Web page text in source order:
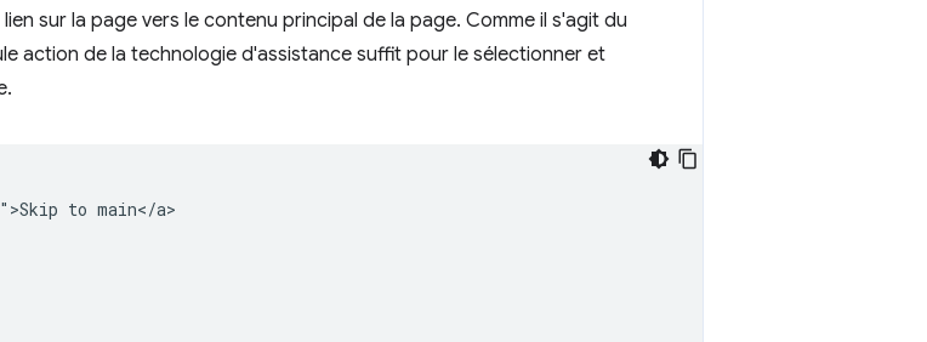
sur la page vers le contenu principal de la page. Comme il s'agit du
action de la technologie d'assistance suffit pour le sélectionner et
to main</a>